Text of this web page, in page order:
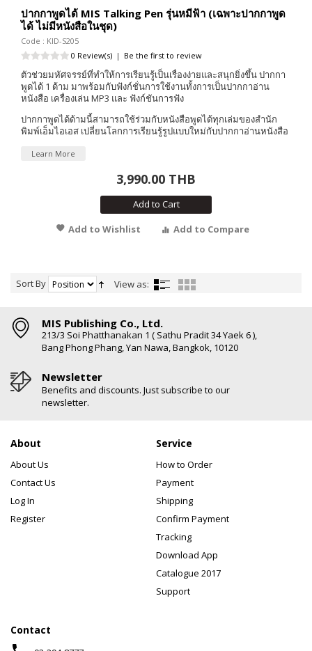
ปากกาพูดได้ MIS Talking Pen รุ่นหมีฟ้า (เฉพาะปากกาพูด
ได้ ไม่มีหนังสือในชุด)
Code : KID-S205
0 Review(s) | Be the first to review
ตัวช่วยมหัศจรรย์ที่ทำให้การเรียนรู้เป็นเรื่องง่ายและสนุกยิ่งขึ้น ปากกา
พูดได้ 1 ด้าม มาพร้อมกับฟังก์ชั่นการใช้งานทั้งการเป็นปากกาอ่าน
หนังสือ เครื่องเล่น MP3 และ ฟังก์ชันการฟัง
ปากกาพูดได้ด้ามนี้สามารถใช้ร่วมกับหนังสือพูดได้ทุกเล่มของสำนัก
พิมพ์เอ็มไอเอส เปลี่ยนโลกการเรียนรู้รูปแบบใหม่กับปากกาอ่านหนังสือ
Learn More
3,990.00 THB
Add to Cart
Add to Wishlist
Add to Compare
Sort By View as:
MIS Publishing Co., Ltd.
213/3 Soi Phatthanakan 1 ( Sathu Pradit 34 Yaek 6 ),
Bang Phong Phang, Yan Nawa, Bangkok, 10120
Newsletter
Benefits and discounts. Just subscribe to our
newsletter.
About
About Us
Contact Us
Log In
Register
Service
How to Order
Payment
Shipping
Confirm Payment
Tracking
Download App
Catalogue 2017
Support
Contact